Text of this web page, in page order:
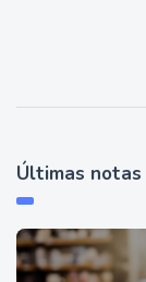
Últimas notas